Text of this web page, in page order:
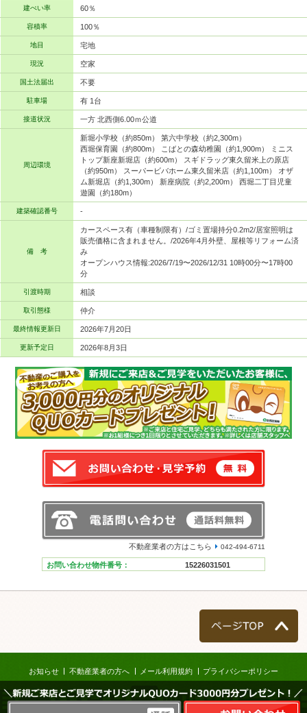
建ぺい率 60％
容積率 100％
地目 宅地
現況 空家
国土法届出 不要
駐車場 有 1台
接道状況 一方 北西側6.00ｍ公道
周辺環境
新堀小学校（約850m） 第六中学校（約2,300m）
西堀保育園（約800m） こばとの森幼稚園（約1,900m） ミニス
トップ新座新堀店（約600m） スギドラッグ東久留米上の原店
（約950m） スーパービバホーム東久留米店（約1,100m） オザ
ム新堀店（約1,300m） 新座病院（約2,200m） 西堀二丁目児童
遊園（約180m）
建築確認番号 -
備 考
カースペース有（車種制限有）/ゴミ置場持分0.2m2/居室照明は
販売価格に含まれません。/2026年4月外壁、屋根等リフォーム済
み
オープンハウス情報:2026/7/19〜2026/12/31 10時00分〜17時00
分
引渡時期 相談
取引態様 仲介
最終情報更新日 2026年7月20日
更新予定日 2026年8月3日
不動産業者の方はこちら 042-494-6711
お問い合わせ物件番号： 15226031501
＼新規ご来店とご見学でオリジナルQUOカード3000円分プレゼント！／
お知らせ 不動産業者の方へ メール利用規約 プライバシーポリシー